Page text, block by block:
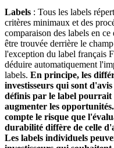
Labels : Tous les labels
critères minimaux et des
comparaison des labels en
être trouvée derrière le
l'exception du label français
déduire automatiquement
labels. En principe, les
investisseurs qui sont
définis par le label pourrait
augmenter les
compte le risque que
durabilité diffère de celle
Les labels individuels